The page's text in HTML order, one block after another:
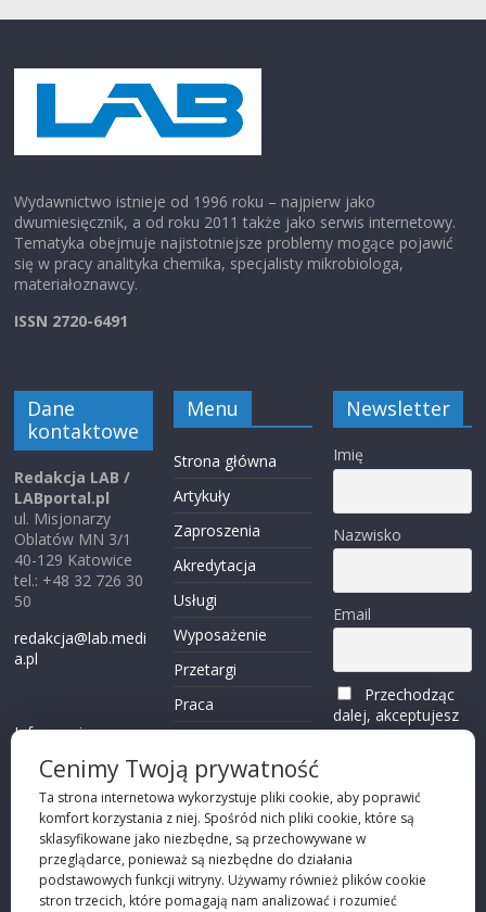
Wydawnictwo istnieje od 1996 roku – najpierw jako
dwumiesięcznik, a od roku 2011 także jako serwis internetowy.
Tematyka obejmuje najistotniejsze problemy mogące pojawić
się w pracy analityka chemika, specjalisty mikrobiologa,
materiałoznawcy.
ISSN 2720-6491
Dane
kontaktowe
Redakcja LAB /
LABportal.pl
ul. Misjonarzy
Oblatów MN 3/1
40-129 Katowice
tel.: +48 32 726 30
50
redakcja@lab.medi
a.pl
Informacje o
Przechodząc dalej,
akceptujeszpolity
kę prywatności
Menu
Strona główna
Artykuły
Zaproszenia
Akredytacja
Usługi
Wyposażenie
Przetargi
Praca
Kontakt
Newsletter
Imię
Nazwisko
Email
Przechodząc
dalej, akceptujesz
politykę
Cenimy Twoją prywatność
Ta strona internetowa wykorzystuje pliki cookie, aby poprawić
komfort korzystania z niej. Spośród nich pliki cookie, które są
sklasyfikowane jako niezbędne, są przechowywane w
przeglądarce, ponieważ są niezbędne do działania
podstawowych funkcji witryny. Używamy również plików cookie
stron trzecich, które pomagają nam analizować i rozumieć